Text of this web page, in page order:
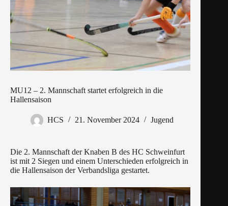
MU12 – 2. Mannschaft startet erfolgreich in die
Hallensaison
HCS 21. November 2024 Jugend
Die 2. Mannschaft der Knaben B des HC Schweinfurt
ist mit 2 Siegen und einem Unterschieden erfolgreich in
die Hallensaison der Verbandsliga gestartet.